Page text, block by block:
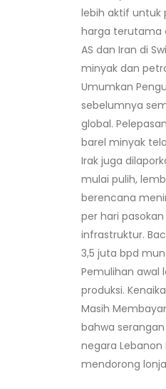
lebih aktif untuk
harga terutama
AS dan Iran di
minyak dan
Umumkan
sebelumnya
global.
barel minyak
Irak juga
mulai pulih,
berencana
per hari
infrastruktur.
3,5 juta bpd
Pemulihan awal
produksi.
Masih
bahwa
negara
mendorong